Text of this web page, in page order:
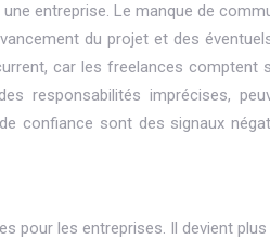
entreprise. Le manque de
du projet et des
car les freelances comptent
responsabilités imprécises,
confiance sont des signaux
pour les entreprises. Il devient plus